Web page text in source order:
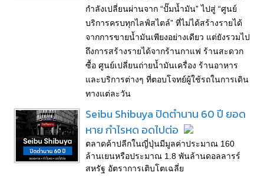
กำลังเปลี่ยนผ่านจาก “ปั๊มน้ำมัน” ไปสู่ “ศูนย์
บริการครบทุกไลฟ์สไตล์” ที่ไม่ได้สร้างรายได้
จากการขายน้ำมันเพียงอย่างเดียว แต่ยังรวมไป
ถึงการสร้างรายได้จากร้านกาแฟ ร้านสะดวก
ซื้อ ศูนย์เปลี่ยนถ่ายน้ำมันเครื่อง ร้านอาหาร
และบริการต่างๆ ที่ตอบโจทย์ผู้ใช้รถในการเดิน
ทางแต่ละวัน
Seibu Shibuya ปิดตำนาน 60 ปี ยอด
หาย กำไรหด อดไปต่อ
ตลาดค้าปลีกในญี่ปุ่นมีมูลค่าประมาณ 160
ล้านเยนหรือประมาณ 1.8 พันล้านดอลลารร์
สหรัฐ อัตราการเติบโตเฉลี่ย